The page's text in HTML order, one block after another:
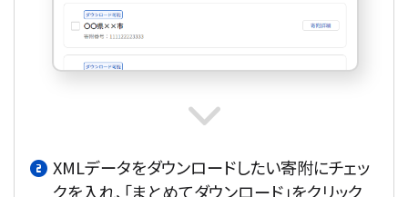
XMLデータをダウンロードしたい寄附にチェッ
クを入れ、「まとめてダウンロード」をクリック